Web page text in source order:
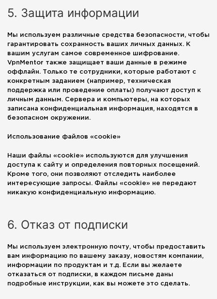
5. Защита информации
Мы используем различные средства безопасности, чтобы
гарантировать сохранность ваших личных данных. К
вашим услугам самое современное шифрование.
VpnMentor также защищает ваши данные в режиме
оффлайн. Только те сотрудники, которые работают с
конкретным заданием (например, техническая
поддержка или проведение оплаты) получают доступ к
личным данным. Сервера и компьютеры, на которых
записана конфиденциальная информация, находятся в
безопасном окружении.
Использование файлов «cookie»
Наши файлы «cookie» используются для улучшения
доступа к сайту и определения повторных посещений.
Кроме того, они позволяют отследить наиболее
интересующие запросы. Файлы «cookie» не передают
никакую конфиденциальную информацию.
6. Отказ от подписки
Мы используем электронную почту, чтобы предоставить
вам информацию по вашему заказу, новостям компании,
информации по продуктам и т.д. Если вы желаете
отказаться от подписки, в каждом письме даны
подробные инструкции, как вы можете это сделать.